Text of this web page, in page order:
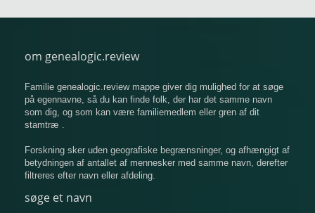
om genealogic.review
Familie genealogic.review mappe giver dig mulighed for at søge
på egennavne, så du kan finde folk, der har det samme navn
som dig, og som kan være familiemedlem eller gren af ​​dit
stamtræ .
Forskning sker uden geografiske begrænsninger, og afhængigt af
betydningen af ​​antallet af mennesker med samme navn, derefter
filtreres efter navn eller afdeling.
søge et navn